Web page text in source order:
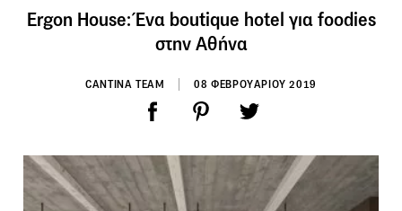
Ergon House: Ένα boutique hotel για foodies
στην Αθήνα
CANTINA TEAM 08 ΦΕΒΡΟΥΑΡΙΟΥ 2019